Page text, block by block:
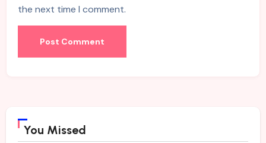
the next time I comment.
You Missed